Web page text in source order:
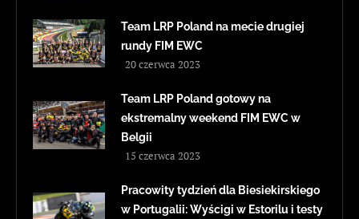
Team LRP Poland na mecie drugiej
rundy FIM EWC
20 czerwca 2023
Team LRP Poland gotowy na
ekstremalny weekend FIM EWC w
Belgii
15 czerwca 2023
Pracowity tydzień dla Biesiekirskiego
w Portugalii: Wyścigi w Estorilu i testy